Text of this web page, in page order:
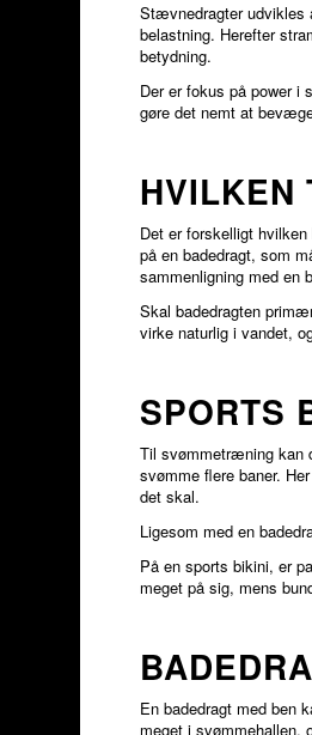
Stævnedragter udvikles
belastning. Herefter
betydning.
Der er fokus på power i
gøre det nemt at
HVILKEN
Det er forskelligt
på en badedragt, som
sammenligning med en
Skal badedragten
virke naturlig i vandet,
SPORTS
Til svømmetræning kan
svømme flere baner.
det skal.
Ligesom med en
På en sports bikini, er
meget på sig, mens
En badedragt med ben
meget i svømmehallen,